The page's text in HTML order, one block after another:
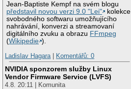
Jean-Baptiste Kempf na svém blogu
představil novou verzi 9.0 "Lei"
kolekce
svobodného softwaru umožňujícího
nahrávání, konverzi a streamovaní
digitálního zvuku a obrazu FFmpeg
(Wikipedie ).
Ladislav Hagara| Komentářů: 0
NVIDIA sponzorem služby Linux
Vendor Firmware Service (LVFS)
4.8. 20:11 | Komunita